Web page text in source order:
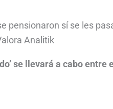
pensionaron sí se les
Analitik
se llevará a cabo entre